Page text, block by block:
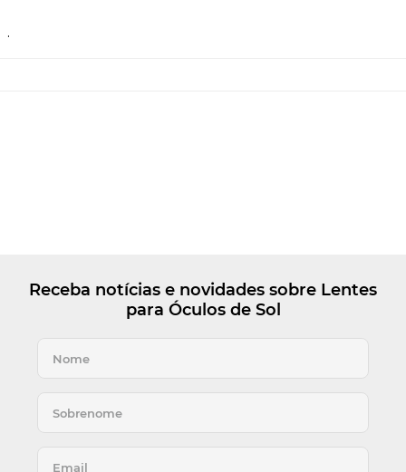
.
Receba notícias e novidades sobre Lentes
para Óculos de Sol